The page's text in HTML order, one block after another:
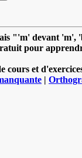
"'m' devant 'm',
pour
cours et
|